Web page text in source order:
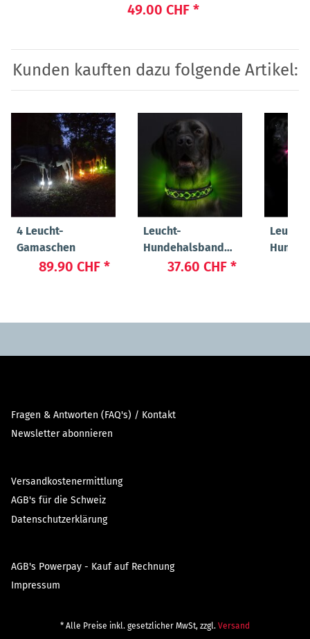
49.00 CHF *
Kunden kauften dazu folgende Artikel:
4 Leucht-
Gamaschen
89.90 CHF *
Leucht-
Hundehalsband
"Beauty"
37.60 CHF *
Leucht-
Fragen & Antworten (FAQ's) / Kontakt
Newsletter abonnieren
Versandkostenermittlung
AGB's für die Schweiz
Datenschutzerklärung
AGB's Powerpay - Kauf auf Rechnung
Impressum
* Alle Preise inkl. gesetzlicher MwSt, zzgl. Versand